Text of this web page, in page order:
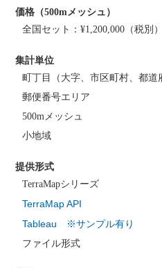
価格（500mメッシュ）
全国セット：¥1,200,000（税別）
集計単位
町丁目（大字、市区町村、都道
郵便番号エリア
500mメッシュ
小地域
提供形式
TerraMapシリーズ
TerraMap API
Tableau ※サンプル有り
ファイル形式